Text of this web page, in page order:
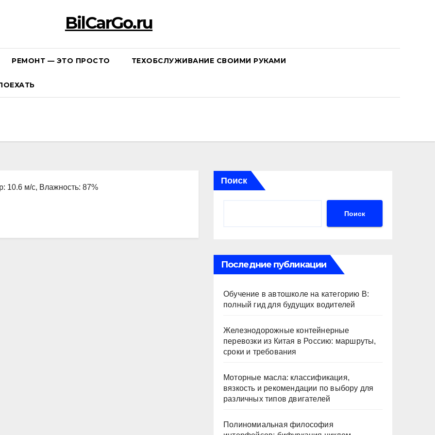
BilCarGo.ru
РЕМОНТ — ЭТО ПРОСТО ТЕХОБСЛУЖИВАНИЕ СВОИМИ РУКАМИ
10.6 м/с, Влажность: 87%
Поиск
Поиск
Последние публикации
Обучение в автошколе на категорию В:
полный гид для будущих водителей
Железнодорожные контейнерные
перевозки из Китая в Россию: маршруты,
сроки и требования
Моторные масла: классификация,
вязкость и рекомендации по выбору для
различных типов двигателей
Полиномиальная философия